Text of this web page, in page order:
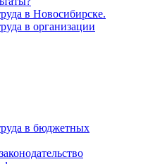
в Новосибирске.
в организации
в бюджетных